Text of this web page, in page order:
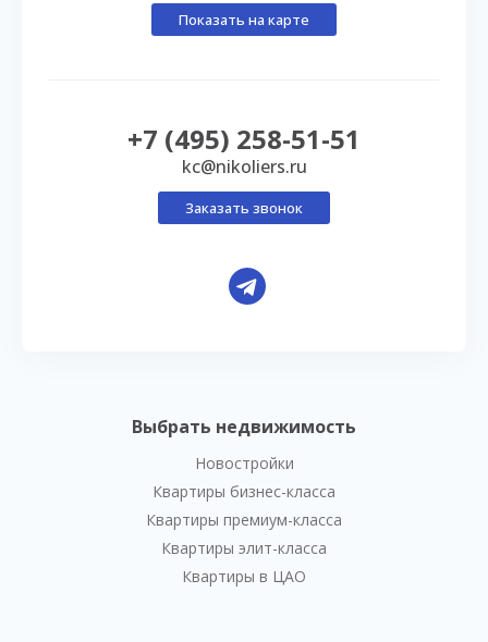
Выбрать недвижимость
Новостройки
Квартиры бизнес-класса
Квартиры премиум-класса
Квартиры элит-класса
Квартиры в ЦАО
Показать на карте
+7 (495) 258-51-51
kc@nikoliers.ru
Заказать звонок